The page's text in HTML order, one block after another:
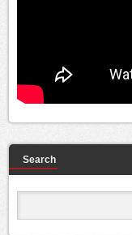
Search